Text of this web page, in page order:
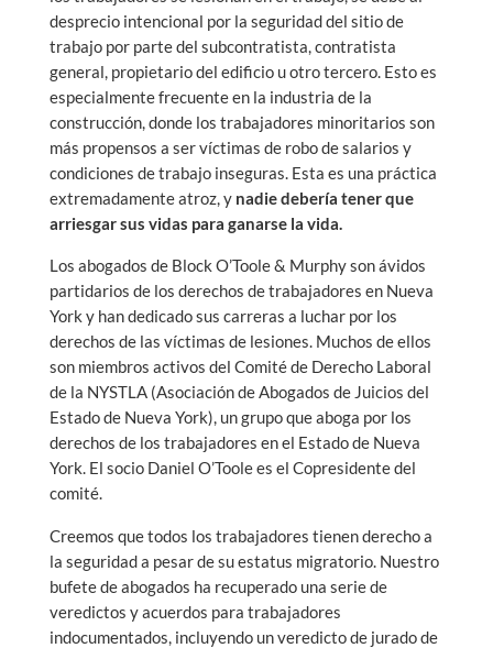
desprecio intencional por la seguridad del sitio de
trabajo por parte del subcontratista, contratista
general, propietario del edificio u otro tercero. Esto es
especialmente frecuente en la industria de la
construcción, donde los trabajadores minoritarios son
más propensos a ser víctimas de robo de salarios y
condiciones de trabajo inseguras. Esta es una práctica
extremadamente atroz, y nadie debería tener que
arriesgar sus vidas para ganarse la vida.
Los abogados de Block O’Toole & Murphy son ávidos
partidarios de los derechos de trabajadores en Nueva
York y han dedicado sus carreras a luchar por los
derechos de las víctimas de lesiones. Muchos de ellos
son miembros activos del Comité de Derecho Laboral
de la NYSTLA (Asociación de Abogados de Juicios del
Estado de Nueva York), un grupo que aboga por los
derechos de los trabajadores en el Estado de Nueva
York. El socio Daniel O’Toole es el Copresidente del
comité.
Creemos que todos los trabajadores tienen derecho a
la seguridad a pesar de su estatus migratorio. Nuestro
bufete de abogados ha recuperado una serie de
veredictos y acuerdos para trabajadores
indocumentados, incluyendo un veredicto de jurado de